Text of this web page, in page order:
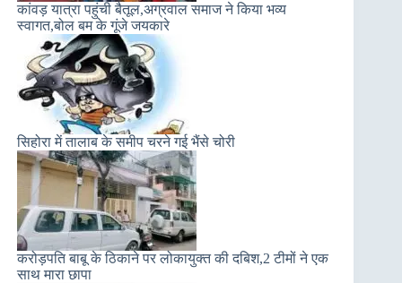
कांवड़ यात्रा पहुंची बैतूल,अग्रवाल समाज ने किया भव्य
स्वागत,बोल बम के गूंजे जयकारे
सिहोरा में तालाब के समीप चरने गई भैंसे चोरी
करोड़पति बाबू के ठिकाने पर लोकायुक्त की दबिश,2 टीमों ने एक
साथ मारा छापा